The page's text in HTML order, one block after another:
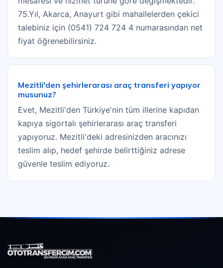
75.Yıl, Akarca, Anayurt gibi mahallelerden çekici
talebiniz için (0541) 724 724 4 numarasından net
fiyat öğrenebilirsiniz.
Mezitli'den şehirlerarası araç transferi yapıyor
musunuz?
Evet, Mezitli'den Türkiye'nin tüm illerine kapıdan
kapıya sigortalı şehirlerarası araç transferi
yapıyoruz. Mezitli'deki adresinizden aracınızı
teslim alıp, hedef şehirde belirttiğiniz adrese
güvenle teslim ediyoruz.